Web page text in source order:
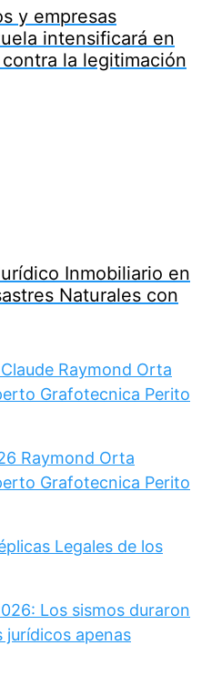
y empresas
intensificará en
la legitimación
Inmobiliario en
Naturales con
Raymond Orta
Grafotecnica Perito
Raymond Orta
Grafotecnica Perito
Legales de los
Los sismos duraron
jurídicos apenas